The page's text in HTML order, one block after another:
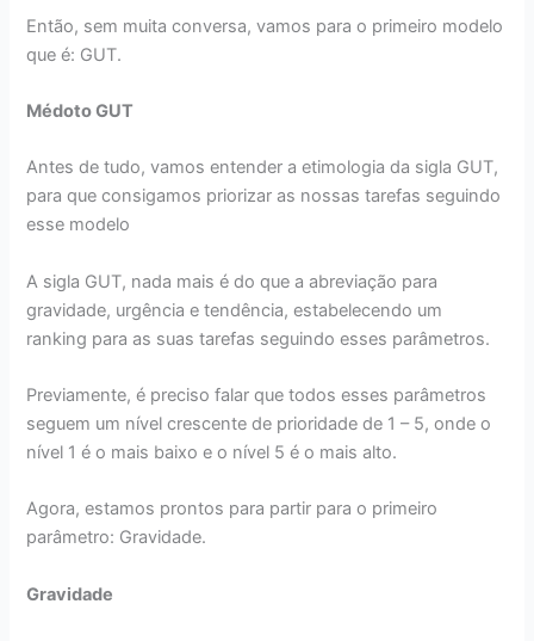
Então, sem muita conversa, vamos para o primeiro modelo
que é: GUT.
Médoto GUT
Antes de tudo, vamos entender a etimologia da sigla GUT,
para que consigamos priorizar as nossas tarefas seguindo
esse modelo
A sigla GUT, nada mais é do que a abreviação para
gravidade, urgência e tendência, estabelecendo um
ranking para as suas tarefas seguindo esses parâmetros.
Previamente, é preciso falar que todos esses parâmetros
seguem um nível crescente de prioridade de 1 – 5, onde o
nível 1 é o mais baixo e o nível 5 é o mais alto.
Agora, estamos prontos para partir para o primeiro
parâmetro: Gravidade.
Gravidade